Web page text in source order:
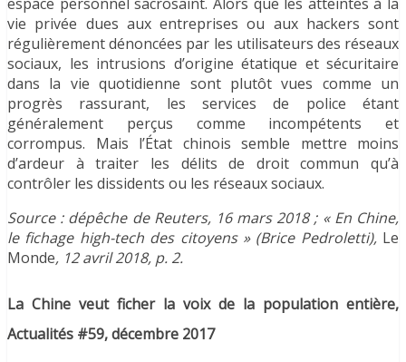
vie privée dues aux entreprises ou aux hackers sont
régulièrement dénoncées par les utilisateurs des réseaux
sociaux, les intrusions d’origine étatique et sécuritaire
dans la vie quotidienne sont plutôt vues comme un
progrès rassurant, les services de police étant
généralement perçus comme incompétents et
corrompus. Mais l’État chinois semble mettre moins
d’ardeur à traiter les délits de droit commun qu’à
contrôler les dissidents ou les réseaux sociaux.
Source : dépêche de Reuters, 16 mars 2018 ; « En Chine,
le fichage high-tech des citoyens » (Brice Pedroletti), Le
Monde, 12 avril 2018, p. 2.
La Chine veut ficher la voix de la population entière,
Actualités #59, décembre 2017